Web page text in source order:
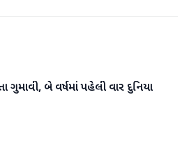
બે વર્ષમાં પહેલી વાર દુનિયા